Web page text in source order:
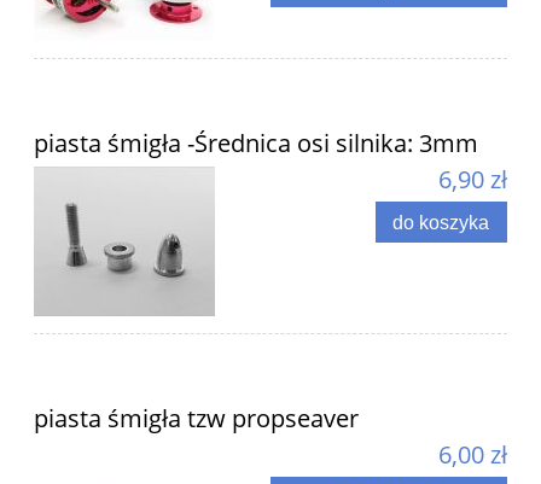
piasta śmigła -Średnica osi silnika: 3mm
6,90 zł
do koszyka
piasta śmigła tzw propseaver
6,00 zł